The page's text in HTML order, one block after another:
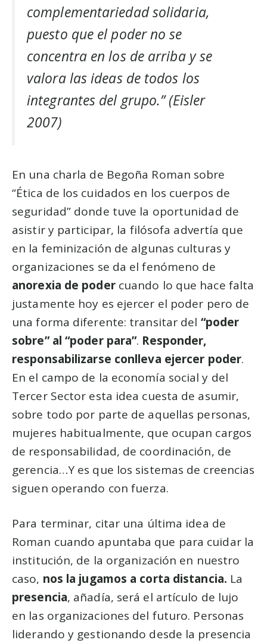
complementariedad solidaria,
puesto que el poder no se
concentra en los de arriba y se
valora las ideas de todos los
integrantes del grupo.” (Eisler
2007)
En una charla de Begoña Roman sobre
“Ética de los cuidados en los cuerpos de
seguridad” donde tuve la oportunidad de
asistir y participar, la filósofa advertía que
en la feminización de algunas culturas y
organizaciones se da el fenómeno de
anorexia de podercuando lo que hace falta
justamente hoy es ejercer el poder pero de
una forma diferente: transitar del “poder
sobre” al “poder para”. Responder,
responsabilizarse conlleva ejercer poder.
En el campo de la economía social y del
Tercer Sector esta idea cuesta de asumir,
sobre todo por parte de aquellas personas,
mujeres habitualmente, que ocupan cargos
de responsabilidad, de coordinación, de
gerencia…Y es que los sistemas de creencias
siguen operando con fuerza.
Para terminar, citar una última idea de
Roman cuando apuntaba que para cuidar la
institución, de la organización en nuestro
caso, nos la jugamos a corta distancia. La
presencia, añadía, será el artículo de lujo
en las organizaciones del futuro. Personas
liderando y gestionando desde la presencia